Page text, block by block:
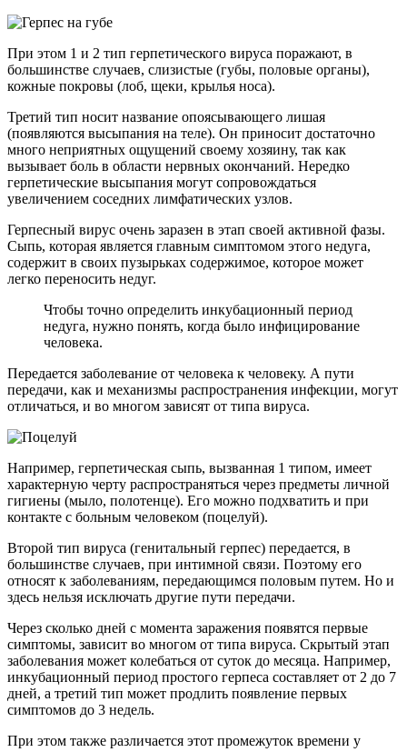
При этом 1 и 2 тип герпетического вируса поражают, в
большинстве случаев, слизистые (губы, половые органы),
кожные покровы (лоб, щеки, крылья носа).
Третий тип носит название опоясывающего лишая
(появляются высыпания на теле). Он приносит достаточно
много неприятных ощущений своему хозяину, так как
вызывает боль в области нервных окончаний. Нередко
герпетические высыпания могут сопровождаться
увеличением соседних лимфатических узлов.
Герпесный вирус очень заразен в этап своей активной фазы.
Сыпь, которая является главным симптомом этого недуга,
содержит в своих пузырьках содержимое, которое может
легко переносить недуг.
Чтобы точно определить инкубационный период
недуга, нужно понять, когда было инфицирование
человека.
Передается заболевание от человека к человеку. А пути
передачи, как и механизмы распространения инфекции, могут
отличаться, и во многом зависят от типа вируса.
Например, герпетическая сыпь, вызванная 1 типом, имеет
характерную черту распространяться через предметы личной
гигиены (мыло, полотенце). Его можно подхватить и при
контакте с больным человеком (поцелуй).
Второй тип вируса (генитальный герпес) передается, в
большинстве случаев, при интимной связи. Поэтому его
относят к заболеваниям, передающимся половым путем. Но и
здесь нельзя исключать другие пути передачи.
Через сколько дней с момента заражения появятся первые
симптомы, зависит во многом от типа вируса. Скрытый этап
заболевания может колебаться от суток до месяца. Например,
инкубационный период простого герпеса составляет от 2 до 7
дней, а третий тип может продлить появление первых
симптомов до 3 недель.
При этом также различается этот промежуток времени у